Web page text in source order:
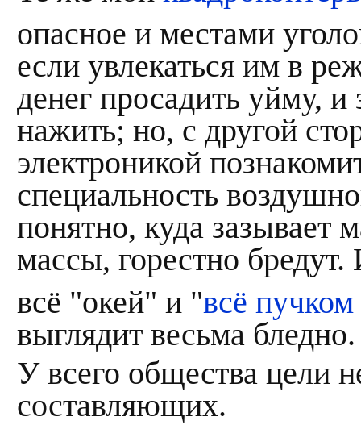
опасное и местами
если увлекаться им в
денег просадить уйму,
нажить; но, с другой
электроникой
специальность
понятно, куда зазывает
массы, горестно
всё "окей" и "всё пучком
выглядит весьма бледно.
У всего общества цели
составляющих.